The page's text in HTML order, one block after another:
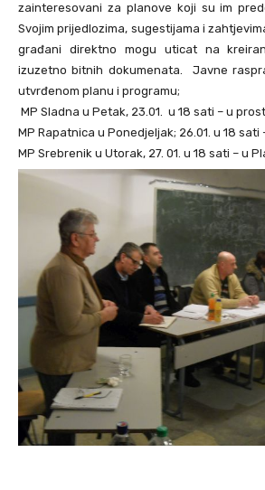
zainteresovani za planove koji su im
Svojim prijedlozima, sugestijama i
građani direktno mogu uticat na
izuzetno bitnih dokumenata. Javne
utvrđenom planu i programu;
MP Sladna u Petak, 23.01. u 18 sati – u
MP Rapatnica u Ponedjeljak; 26.01. u 18
MP Srebrenik u Utorak, 27. 01. u 18 sati – u